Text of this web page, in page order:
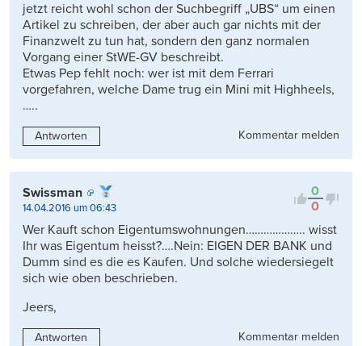
jetzt reicht wohl schon der Suchbegriff „UBS“ um einen
Artikel zu schreiben, der aber auch gar nichts mit der
Finanzwelt zu tun hat, sondern den ganz normalen
Vorgang einer StWE-GV beschreibt.
Etwas Pep fehlt noch: wer ist mit dem Ferrari
vorgefahren, welche Dame trug ein Mini mit Highheels,
…..
Antworten Kommentar melden
0
0
Swissman
14.04.2016 um 06:43
Wer Kauft schon Eigentumswohnungen……………….. wisst
Ihr was Eigentum heisst?….Nein: EIGEN DER BANK und
Dumm sind es die es Kaufen. Und solche wiedersiegelt
sich wie oben beschrieben.
Jeers,
Antworten
Kommentar melden